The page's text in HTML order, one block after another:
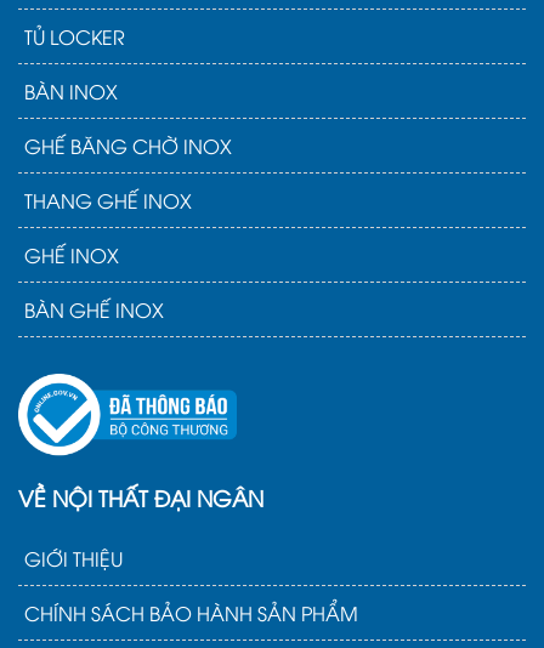
TỦ LOCKER
BÀN INOX
GHẾ BĂNG CHỜ INOX
THANG GHẾ INOX
GHẾ INOX
BÀN GHẾ INOX
VỀ NỘI THẤT ĐẠI NGÂN
GIỚI THIỆU
CHÍNH SÁCH BẢO HÀNH SẢN PHẨM